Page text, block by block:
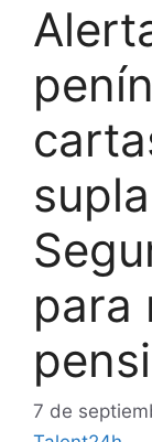
para
7 de